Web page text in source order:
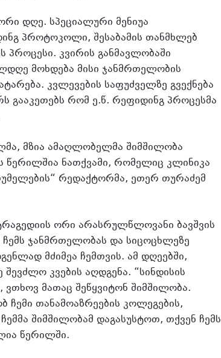
დღე. სპეციალური მენიუა
პროტოკოლი, შესაბამის თანმხლებ
კვირის განმავლობაში
მოხდება მისი ჯანმრთელობის
კვლევების საფუძველზე გვექნება
გააკეთებს რომ ე.წ. რეფიდინგ პროცესმა
მზია ამაღლობელმა შიმშილობა
წერილშია ნათქვამი, რომელიც კლინიკა
რედაქტორმა, ეთერ თურაძემ
ორი არასრულწლოვანი ბავშვის
ჯანმრთელობას და სიცოცხლეზე
მძიმეა ჩემთვის. ამ დღეებში,
კვების აღდგენა. “სინდისის
მათაც შეწყვიტონ შიმშილობა.
ჩემი თანამოაზრეების კოლეგების,
შიმშილობამ დაგასუსტოთ, თქვენ ჩემს
წერილში.